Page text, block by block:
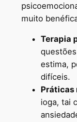
muito
Terapia
estima,
difíceis.
Práticas
ioga, tai